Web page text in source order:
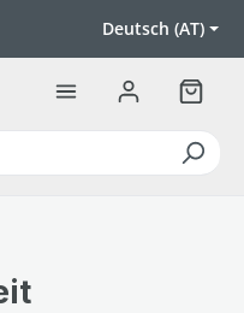
Deutsch (AT)